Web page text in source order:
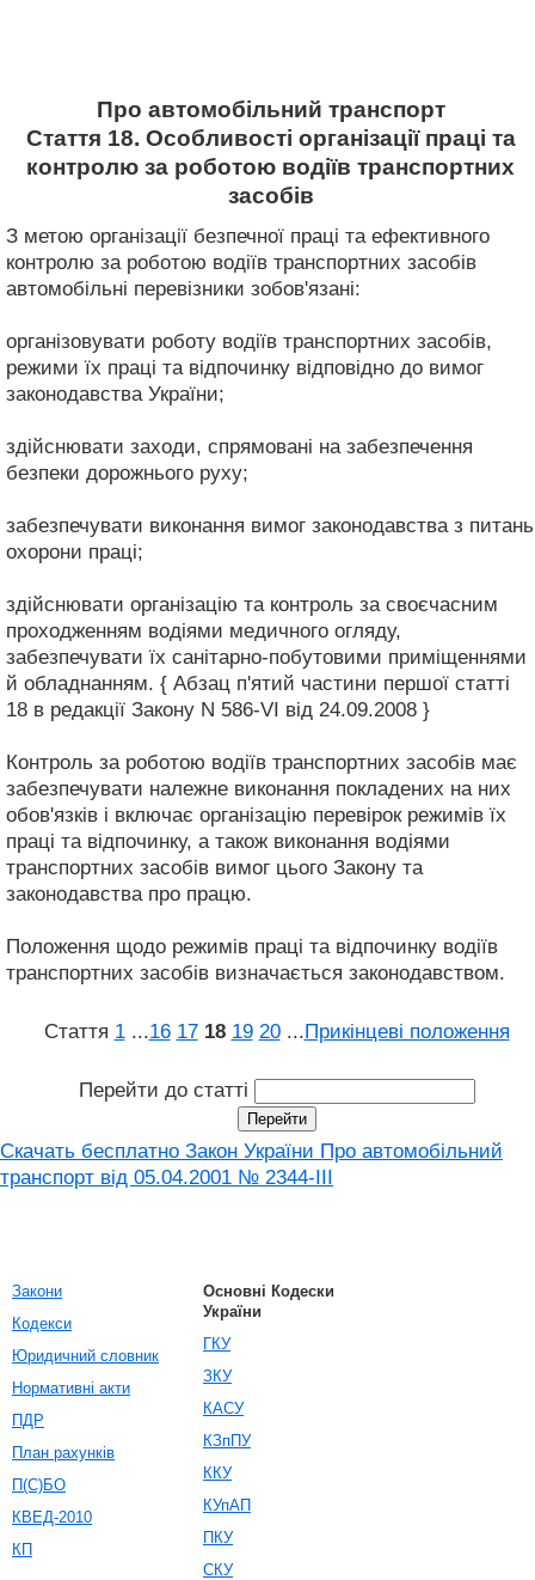
Про автомобільний транспорт
Стаття 18. Особливості організації праці та
контролю за роботою водіїв транспортних
засобів
З метою організації безпечної праці та ефективного
контролю за роботою водіїв транспортних засобів
автомобільні перевізники зобов'язані:
організовувати роботу водіїв транспортних засобів,
режими їх праці та відпочинку відповідно до вимог
законодавства України;
здійснювати заходи, спрямовані на забезпечення
безпеки дорожнього руху;
забезпечувати виконання вимог законодавства з питань
охорони праці;
здійснювати організацію та контроль за своєчасним
проходженням водіями медичного огляду,
забезпечувати їх санітарно-побутовими приміщеннями
й обладнанням. { Абзац п'ятий частини першої статті
18 в редакції Закону N 586-VI від 24.09.2008 }
Контроль за роботою водіїв транспортних засобів має
забезпечувати належне виконання покладених на них
обов'язків і включає організацію перевірок режимів їх
праці та відпочинку, а також виконання водіями
транспортних засобів вимог цього Закону та
законодавства про працю.
Положення щодо режимів праці та відпочинку водіїв
транспортних засобів визначається законодавством.
Стаття 1 ...16 17 18 19 20 ...Прикінцеві положення
Перейти до статті
Скачать бесплатно Закон України Про автомобільний
транспорт вiд 05.04.2001 № 2344-III
Закони
Кодекси
Юридичний словник
Нормативні акти
ПДР
План рахунків
П(С)БО
КВЕД-2010
КП
Основні Кодески
України
ГКУ
ЗКУ
КАСУ
КЗпПУ
ККУ
КУпАП
ПКУ
СКУ